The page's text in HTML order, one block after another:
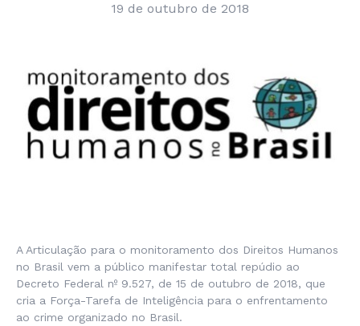
19 de outubro de 2018
A Articulação para o monitoramento dos Direitos Humanos
no Brasil vem a público manifestar total repúdio ao
Decreto Federal nº 9.527, de 15 de outubro de 2018, que
cria a Força-Tarefa de Inteligência para o enfrentamento
ao crime organizado no Brasil.